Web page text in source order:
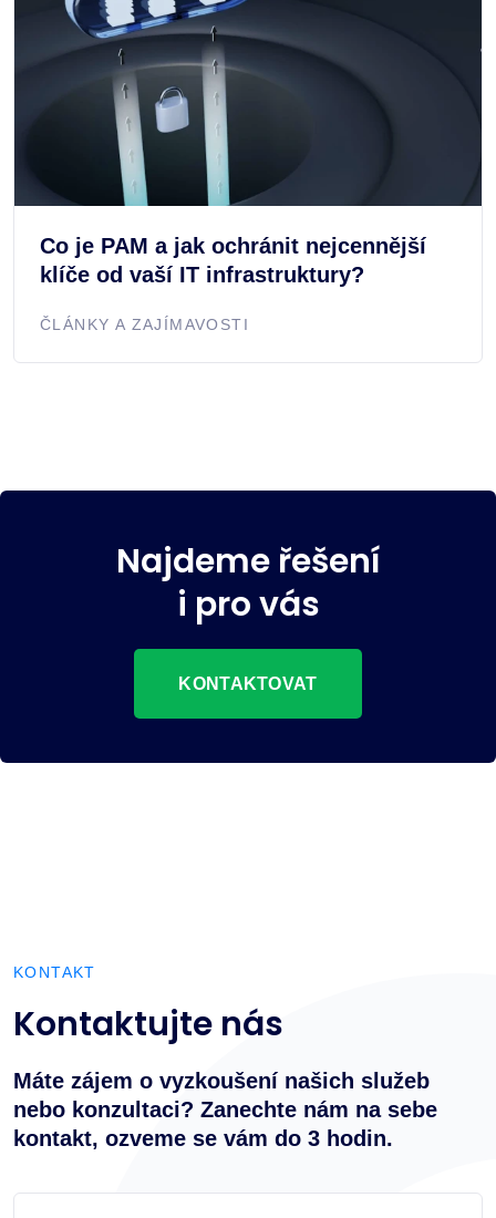
Co je PAM a jak ochránit nejcennější
klíče od vaší IT infrastruktury?
ČLÁNKY A ZAJÍMAVOSTI
Najdeme řešení
i pro vás
KONTAKTOVAT
KONTAKT
Kontaktujte nás
Máte zájem o vyzkoušení našich služeb
nebo konzultaci? Zanechte nám na sebe
kontakt, ozveme se vám do 3 hodin.